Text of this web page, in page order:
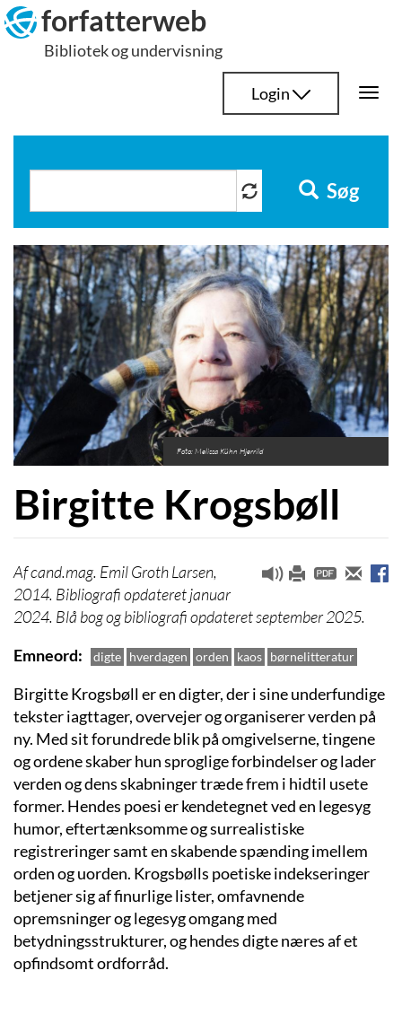
Hop
til
indhold
forfatterweb
Bibliotek og undervisning
Login
Søg
Foto: Melissa Kühn Hjerrild
Birgitte Krogsbøll
cand.mag. Emil Groth Larsen,
2014. Bibliografi opdateret januar
2024. Blå bog og bibliografi opdateret september 2025.
Emneord
digte hverdagen orden kaos børnelitteratur
Birgitte Krogsbøll er en digter, der i sine underfundige
tekster iagttager, overvejer og organiserer verden på
ny. Med sit forundrede blik på omgivelserne, tingene
og ordene skaber hun sproglige forbindelser og lader
verden og dens skabninger træde frem i hidtil usete
former. Hendes poesi er kendetegnet ved en legesyg
humor, eftertænksomme og surrealistiske
registreringer samt en skabende spænding imellem
orden og uorden. Krogsbølls poetiske indekseringer
betjener sig af finurlige lister, omfavnende
opremsninger og legesyg omgang med
betydningsstrukturer, og hendes digte næres af et
opfindsomt ordforråd.